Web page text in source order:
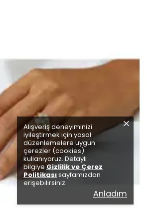
Alışveriş deneyiminizi
iyileştirmek için yasal
düzenlemelere uygun
çerezler (cookies)
kullanıyoruz. Detaylı
bilgiye Gizlilik ve Çerez
Politikasısayfamızdan
erişebilirsiniz.
Anladım